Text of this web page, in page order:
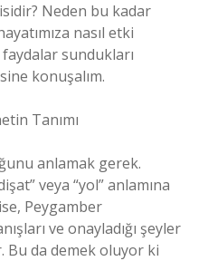
Neden bu kadar
nasıl etki
sundukları
konuşalım.
Tanımı
anlamak gerek.
veya “yol” anlamına
Peygamber
ve onayladığı şeyler
da demek oluyor ki